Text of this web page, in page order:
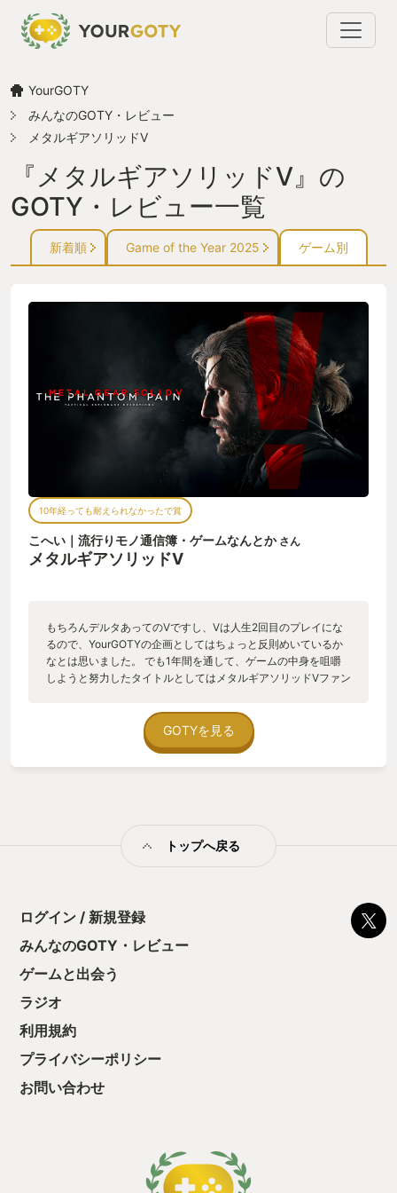
YourGOTY
みんなのGOTY・レビュー
メタルギアソリッドV
『メタルギアソリッドV』の
GOTY・レビュー一覧
新着順 Game of the Year 2025 ゲーム別
10年経っても耐えられなかったで賞
こへい｜流行りモノ通信簿・ゲームなんとかさん
メタルギアソリッドV
もちろんデルタあってのVですし、Vは人生2回目のプレイにな
るので、YourGOTYの企画としてはちょっと反則めいているか
なとは思いました。 でも1年間を通して、ゲームの中身を咀嚼
しようと努力したタイトルとしてはメタルギアソリッドVファン
部門賞に入れされていただきました。（ちなみに2番目はサイレ
ントヒルf） ※文章中ではメタルギアソリッドデルタをMGSデル
タ、メタルギアソリッドVをMGSV、デス・ストランディング２
っかけになったのはMGSデルタ。３のリメイク作品です。 まず
キャラクターが大好きだったことを思い出しました。 今なら9
ができるかもしれない。そう思えたんです。 さらに言えば、今
年はデススト２も発売され、そちらも楽しみました。 デススト
２の中にはスネークっぽさ溢れるキャラクターが登場し、スネ
ークっぽく見えたからこそ、ボクは曲解を重ね…メタルギアソ
け止めました。（事実は知りません。あくまでもデススト２を
デススト２…この２本のタイトルを遊んだ今だったらMGSVを
あたたかく、やさしく、ひろい心で受け止められるはずと思い
ました。 さらにこの気持ちを補強するために、当時の小島監督
れの映画を視聴しました。白鯨には復讐、1984には全体主義、
ディストピアが描かれ、どちらもMGSVのヴェノム・スネーク
やダイヤモンドドッグスが迎える運命とかなり密接に紐づく内
GOTYを見る
トップへ戻る
ログイン / 新規登録
みんなのGOTY・レビュー
ゲームと出会う
ラジオ
利用規約
プライバシーポリシー
お問い合わせ